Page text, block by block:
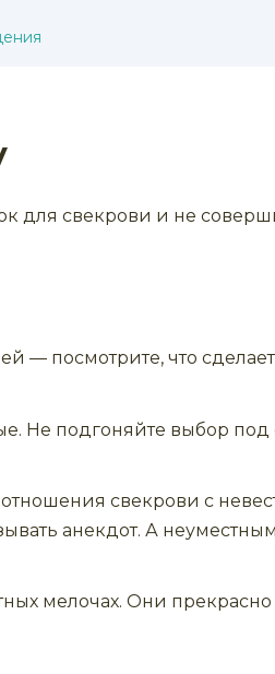
для свекрови и не
— посмотрите, что сделает
Не подгоняйте выбор под
свекрови с
анекдот. А неуместным
мелочах. Они прекрасно